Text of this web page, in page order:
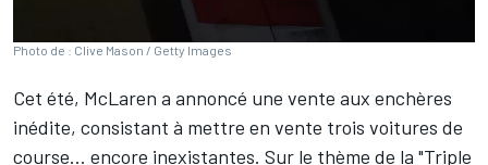
Photo de : Clive Mason / Getty Images
Cet été, McLaren a annoncé une vente aux enchères
inédite, consistant à mettre en vente trois voitures de
course... encore inexistantes. Sur le thème de la "Triple